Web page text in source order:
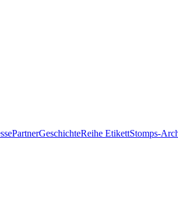
PartnerGeschichteReihe EtikettStomps-